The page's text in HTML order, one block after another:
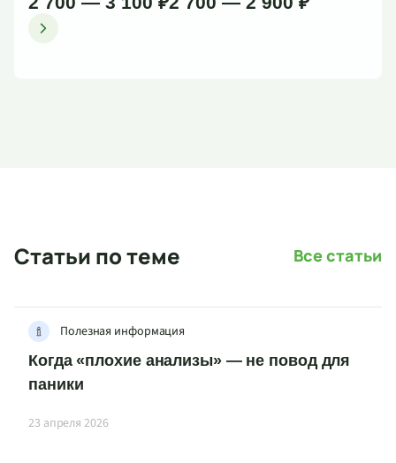
Статьи по теме Все статьи
Полезная информация
Когда «плохие анализы» — не повод для
паники
23 апреля 2026